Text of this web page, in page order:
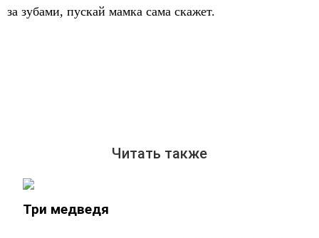
за зубами, пускай мамка сама скажет.
Читать также
Три медведя